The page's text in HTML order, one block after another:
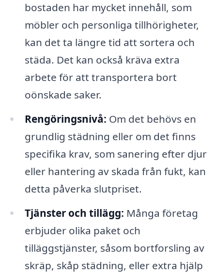
bostaden har mycket innehåll, som
möbler och personliga tillhörigheter,
kan det ta längre tid att sortera och
städa. Det kan också kräva extra
arbete för att transportera bort
oönskade saker.
Rengöringsnivå: Om det behövs en
grundlig städning eller om det finns
specifika krav, som sanering efter djur
eller hantering av skada från fukt, kan
detta påverka slutpriset.
Tjänster och tillägg: Många företag
erbjuder olika paket och
tilläggstjänster, såsom bortforsling av
skräp, skåp städning, eller extra hjälp